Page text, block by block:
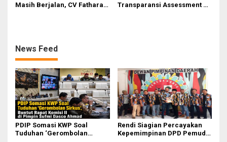
Masih Berjalan, CV Fathara
Transparansi Assessment PT
News Feed
PDIP Somasi KWP Soal
Tuduhan ‘Gerombolan
Rendi Siagian Percayakan
Kepemimpinan DPD Pemuda